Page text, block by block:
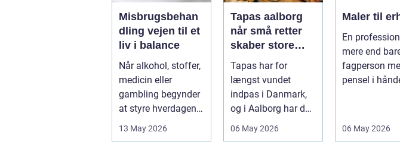
Misbrugsbehan
dling vejen til et
liv i balance
Når alkohol, stoffer,
medicin eller
gambling begynder
at styre hverdagen,
kun pers...
13 May 2026
Tapas aalborg
når små retter
skaber store
oplevelser
Tapas har for
længst vundet
indpas i Danmark,
og i Aalborg har de
deres helt eget li...
06 May 2026
Maler til
En professionel
mere end
fagperson
pensel i
06 May 2026